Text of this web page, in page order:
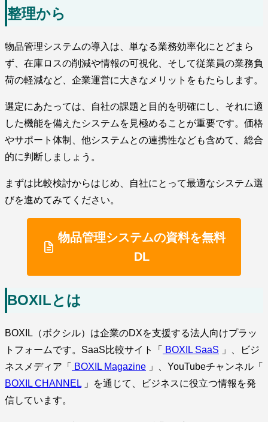
整理から
物品管理システムの導入は、単なる業務効率化にとどまら
ず、在庫ロスの削減や情報の可視化、そして従業員の業務負
荷の軽減など、企業運営に大きなメリットをもたらします。
選定にあたっては、自社の課題と目的を明確にし、それに適
した機能を備えたシステムを見極めることが重要です。価格
やサポート体制、他システムとの連携性なども含めて、総合
的に判断しましょう。
まずは比較検討からはじめ、自社にとって最適なシステム選
びを進めてみてください。
物品管理システムの資料を無料
DL
BOXILとは
BOXIL（ボクシル）は企業のDXを支援する法人向けプラッ
トフォームです。SaaS比較サイト「
BOXIL SaaS 」、ビジ
ネスメディア「
BOXIL Magazine 」、YouTubeチャンネル「
BOXIL CHANNEL 」を通じて、ビジネスに役立つ情報を発
信しています。